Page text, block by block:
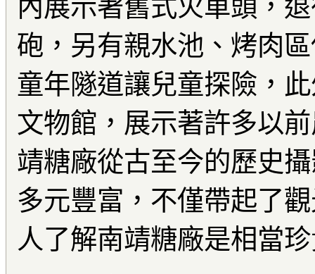
內展示著舊式火車頭，
砲，另有親水池、烤肉
童年隧道讓兒童探險，
文物館，展示著許多以
靖糖廠從古至今的歷史
多元豐富，不僅帶起了
人了解南靖糖廠是相當